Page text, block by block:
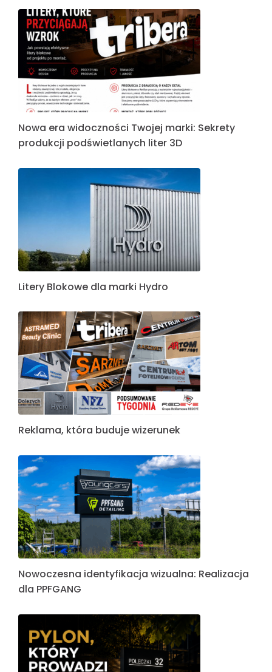
Nowa era widoczności Twojej marki: Sekrety
produkcji podświetlanych liter 3D
Litery Blokowe dla marki Hydro
Reklama, która buduje wizerunek
Nowoczesna identyfikacja wizualna: Realizacja
dla PPFGANG